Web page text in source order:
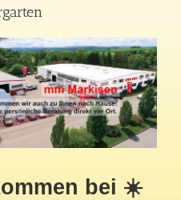
bei ☀️